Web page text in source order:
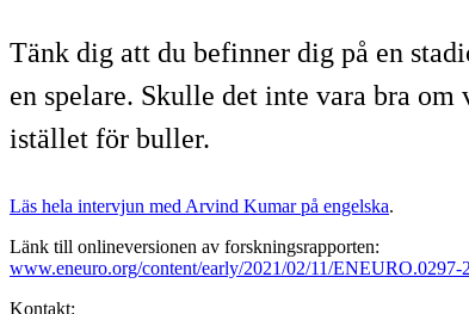
Tänk dig att du befinner dig på en
en spelare. Skulle det inte vara bra
istället för buller.
Läs hela intervjun med Arvind Kumar på engelska.
Länk till onlineversionen av forskningsrapporten:
www.eneuro.org/content/early/2021/02/11/ENEURO.0297-
Kontakt: